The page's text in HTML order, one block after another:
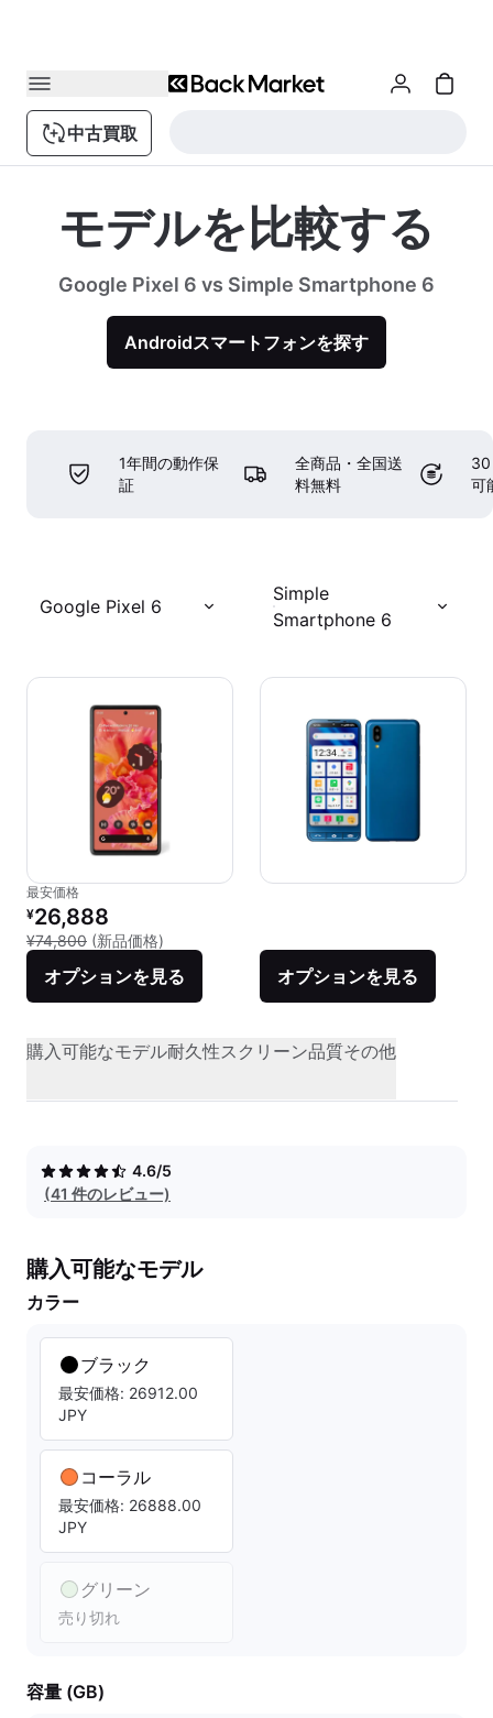
中古買取
モデルを比較する
Google Pixel 6 vs Simple Smartphone 6
Androidスマートフォンを探す
1年間の動作保
証
全商品・全国送
料無料
30
可
Google Pixel 6
Simple
Smartphone 6
最安価格
リファービッシュ品の価格：
¥26,888
¥74,800 (新品価格)
オプションを見る オプションを見る
購入可能なモデル耐久性スクリーン品質その他
4.6/5
(41 件のレビュー)
購入可能なモデル
カラー
ブラック
最安価格: 26912.00
JPY
コーラル
最安価格: 26888.00
JPY
グリーン
売り切れ
容量 (GB)